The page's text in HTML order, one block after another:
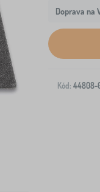
Doprava na
Kód: 44808-